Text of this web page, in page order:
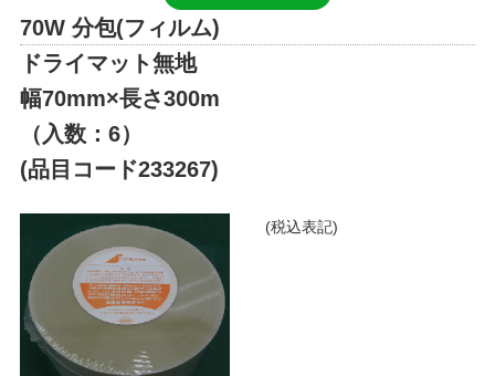
70W 分包(フィルム)
ドライマット無地
幅70mm×長さ300m
（入数：6）
(品目コード233267)
(税込表記)